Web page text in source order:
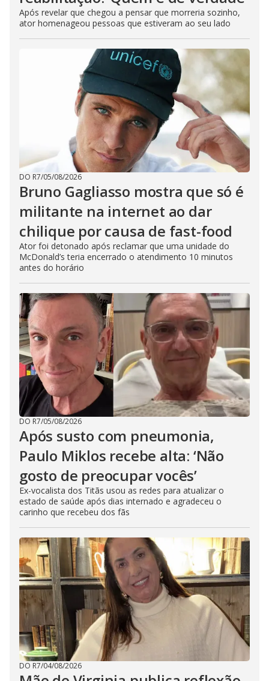
Após revelar que chegou a pensar que morreria sozinho,
ator homenageou pessoas que estiveram ao seu lado
DO R7/05/08/2026
Bruno Gagliasso mostra que só é
militante na internet ao dar
chilique por causa de fast-food
Ator foi detonado após reclamar que uma unidade do
McDonald’s teria encerrado o atendimento 10 minutos
antes do horário
DO R7/05/08/2026
Após susto com pneumonia,
Paulo Miklos recebe alta: ‘Não
gosto de preocupar vocês’
Ex-vocalista dos Titãs usou as redes para atualizar o
estado de saúde após dias internado e agradeceu o
carinho que recebeu dos fãs
DO R7/04/08/2026